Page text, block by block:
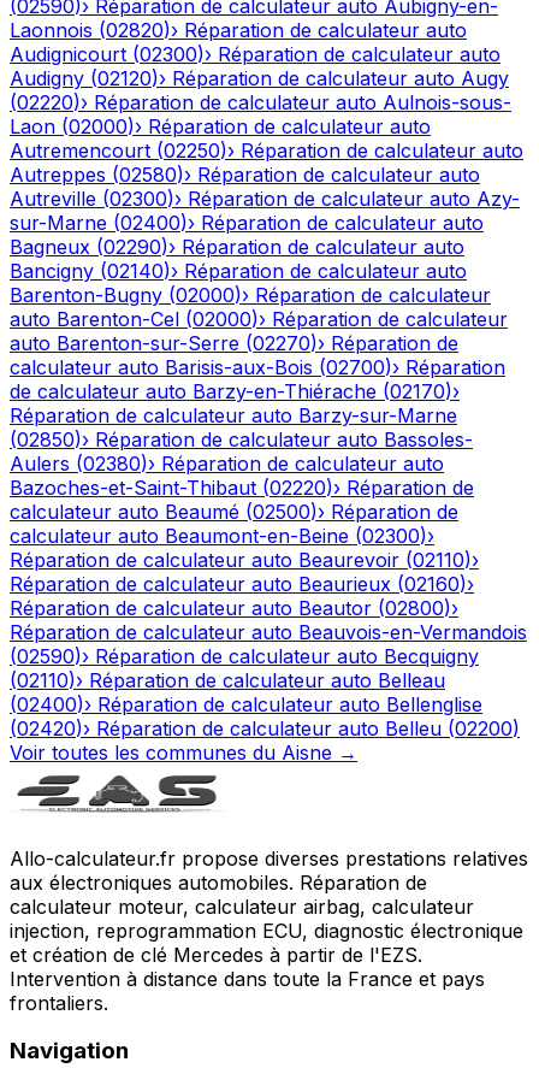
(02590)› Réparation de calculateur auto Aubigny-en-
Laonnois (02820)› Réparation de calculateur auto
Audignicourt (02300)› Réparation de calculateur auto
Audigny (02120)› Réparation de calculateur auto Augy
(02220)› Réparation de calculateur auto Aulnois-sous-
Laon (02000)› Réparation de calculateur auto
Autremencourt (02250)› Réparation de calculateur auto
Autreppes (02580)› Réparation de calculateur auto
Autreville (02300)› Réparation de calculateur auto Azy-
sur-Marne (02400)› Réparation de calculateur auto
Bagneux (02290)› Réparation de calculateur auto
Bancigny (02140)› Réparation de calculateur auto
Barenton-Bugny (02000)› Réparation de calculateur
auto Barenton-Cel (02000)› Réparation de calculateur
auto Barenton-sur-Serre (02270)› Réparation de
calculateur auto Barisis-aux-Bois (02700)› Réparation
de calculateur auto Barzy-en-Thiérache (02170)›
Réparation de calculateur auto Barzy-sur-Marne
(02850)› Réparation de calculateur auto Bassoles-
Aulers (02380)› Réparation de calculateur auto
Bazoches-et-Saint-Thibaut (02220)› Réparation de
calculateur auto Beaumé (02500)› Réparation de
calculateur auto Beaumont-en-Beine (02300)›
Réparation de calculateur auto Beaurevoir (02110)›
Réparation de calculateur auto Beaurieux (02160)›
Réparation de calculateur auto Beautor (02800)›
Réparation de calculateur auto Beauvois-en-Vermandois
(02590)› Réparation de calculateur auto Becquigny
(02110)› Réparation de calculateur auto Belleau
(02400)› Réparation de calculateur auto Bellenglise
(02420)› Réparation de calculateur auto Belleu (02200)
Voir toutes les communes du Aisne →
Allo-calculateur.fr propose diverses prestations relatives
aux électroniques automobiles. Réparation de
calculateur moteur, calculateur airbag, calculateur
injection, reprogrammation ECU, diagnostic électronique
et création de clé Mercedes à partir de l'EZS.
Intervention à distance dans toute la France et pays
frontaliers.
Navigation